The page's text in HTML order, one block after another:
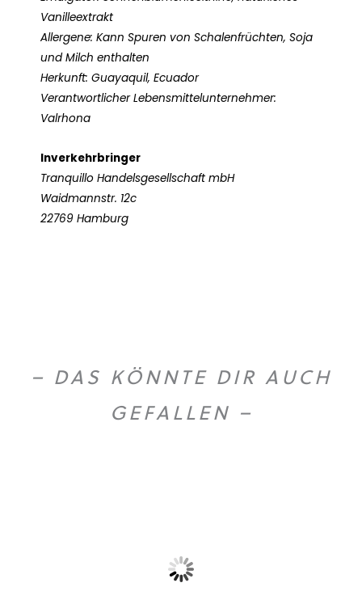
Vanilleextrakt
Allergene: Kann Spuren von Schalenfrüchten, Soja
und Milch enthalten
Herkunft: Guayaquil, Ecuador
Verantwortlicher Lebensmittelunternehmer:
Valrhona
Inverkehrbringer
Tranquillo Handelsgesellschaft mbH
Waidmannstr. 12c
22769 Hamburg
– DAS KÖNNTE DIR AUCH
GEFALLEN –